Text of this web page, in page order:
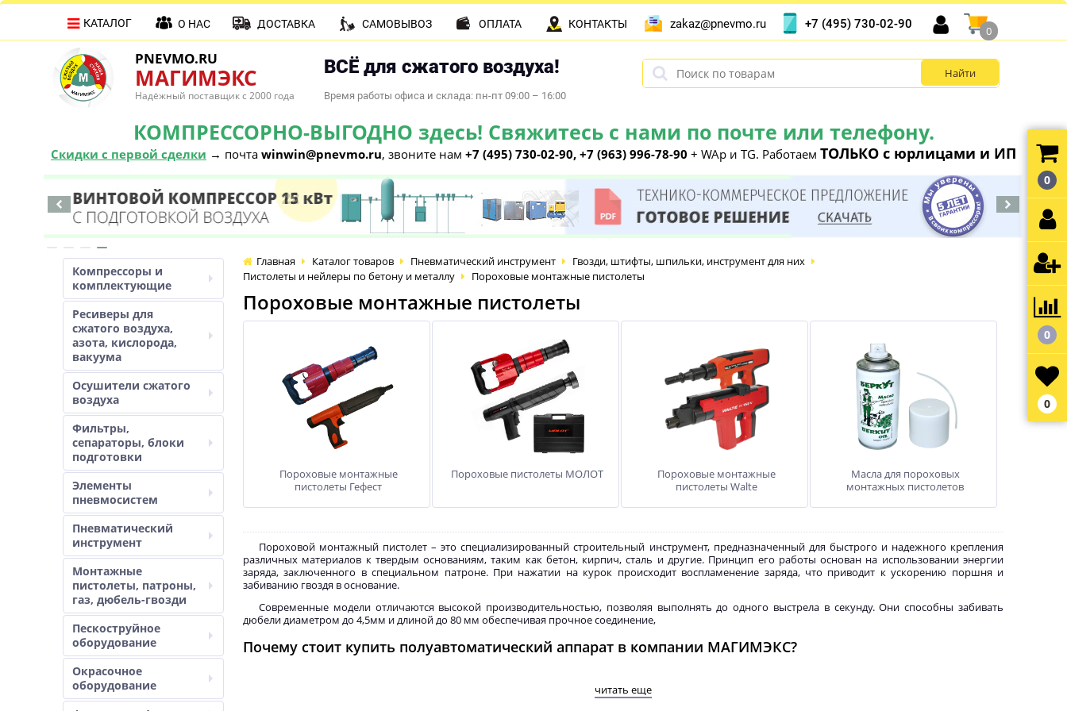
PNEVMO.RU
МАГИМЭКС
Надёжный поставщик с 2000 года
ВСЁ для сжатого воздуха!
Время работы офиса и склада: пн-пт 09:00 – 16:00
КОМПРЕССОРНО-ВЫГОДНО здесь! Свяжитесь с нами по почте или телефону.
Скидки с первой сделки → почта winwin@pnevmo.ru, звоните нам +7 (495) 730-02-90, +7 (963) 996-78-90 + WAp и TG. Работаем ТОЛЬКО с юрлицами и ИП
КАТАЛОГ О НАС ДОСТАВКА САМОВЫВОЗ ОПЛАТА КОНТАКТЫ zakaz@pnevmo.ru +7 (495) 730-02-90
0
Компрессоры и
комплектующие
Ресиверы для
сжатого воздуха,
азота, кислорода,
вакуума
Осушители сжатого
воздуха
Фильтры,
сепараторы, блоки
подготовки
Элементы
пневмосистем
Пневматический
инструмент
Монтажные
пистолеты, патроны,
газ, дюбель-гвозди
Пескоструйное
оборудование
Окрасочное
оборудование
Главная Каталог товаров Пневматический инструмент
Гвозди, штифты, шпильки, инструмент для них
Пистолеты и нейлеры по бетону и металлу
Пороховые монтажные пистолеты
Пороховые монтажные пистолеты
Пороховые монтажные
пистолеты Гефест
Пороховые пистолеты МОЛОТ
Пороховые монтажные
пистолеты Walte
Масла для пороховых
монтажных пистолетов
Пороховой монтажный пистолет – это специализированный строительный инструмент, предназначенный для быстрого и надежного крепления
различных материалов к твердым основаниям, таким как бетон, кирпич, сталь и другие. Принцип его работы основан на использовании энергии
заряда, заключенного в специальном патроне. При нажатии на курок происходит воспламенение заряда, что приводит к ускорению поршня и
забиванию гвоздя в основание.
Современные модели отличаются высокой производительностью, позволяя выполнять до одного выстрела в секунду. Они способны забивать
дюбели диаметром до 4,5мм и длиной до 80 мм обеспечивая прочное соединение,
Почему стоит купить полуавтоматический аппарат в компании МАГИМЭКС?
читать еще
0
0
0